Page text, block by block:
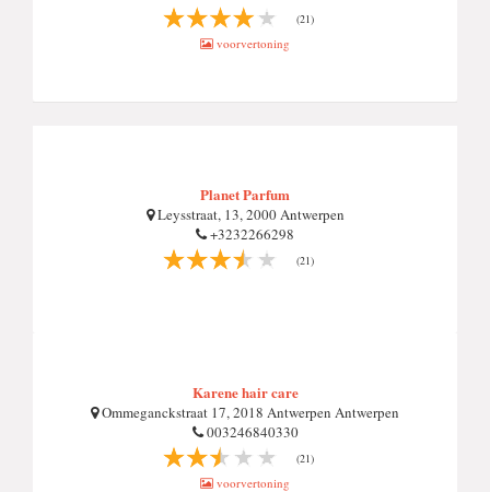
(21)
voorvertoning
Planet Parfum
Leysstraat, 13, 2000 Antwerpen
+3232266298
(21)
Karene hair care
Ommeganckstraat 17, 2018 Antwerpen Antwerpen
003246840330
(21)
voorvertoning